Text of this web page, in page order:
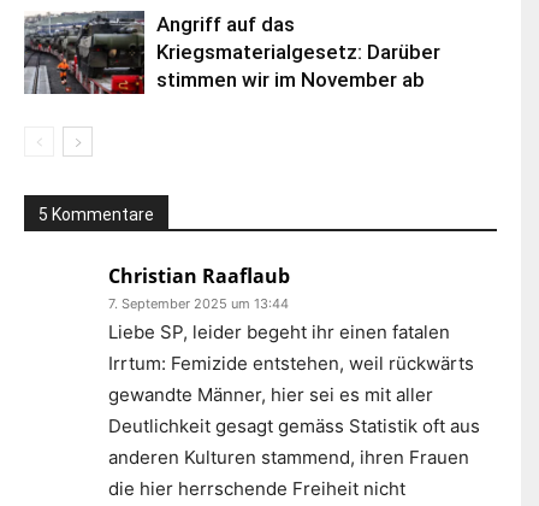
Angriff auf das
Kriegsmaterialgesetz: Darüber
stimmen wir im November ab
5 Kommentare
Christian Raaflaub
7. September 2025 um 13:44
Liebe SP, leider begeht ihr einen fatalen
Irrtum: Femizide entstehen, weil rückwärts
gewandte Männer, hier sei es mit aller
Deutlichkeit gesagt gemäss Statistik oft aus
anderen Kulturen stammend, ihren Frauen
die hier herrschende Freiheit nicht